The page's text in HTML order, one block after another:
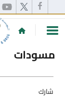
مسودات
شارك